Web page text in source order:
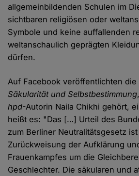
allgemeinbildenden Schulen im
sichtbaren religiösen oder
Symbole und keine auffallenden
weltanschaulich geprägten
dürfen.
Auf Facebook veröffentlichten die
Säkularität und Selbstbestimmung
hpd-Autorin Naila Chikhi gehört,
heißt es: "Das […] Urteil des
zum Berliner Neutralitätsgesetz
Zurückweisung der Aufklärung
Frauenkampfes um die
Geschlechter. Die säkularen und